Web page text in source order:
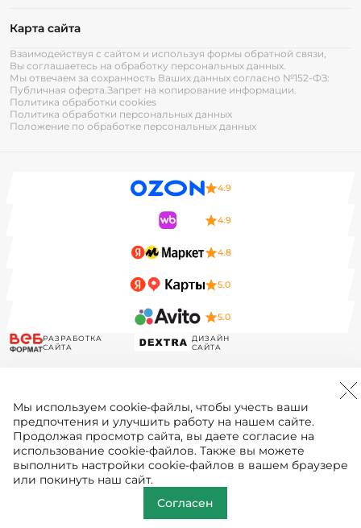
Карта сайта
Взаимодействуя с сайтом и используя формы обратной связи,
Вы соглашаетесь на обработку персональных данных.
Мы отвечаем за сохранность Ваших данных согласно №152-ФЗ:
Публичная оферта.Запрет на копирование информации.
Политика обработки cookies
Политика обработки персональных данных
Положение по обработке персональных данных
4.9
4.9
4.8
5.0
5.0
РАЗРАБОТКА
САЙТА
ДИЗАЙН
САЙТА
Мы используем cookie-файлы, чтобы учесть ваши
предпочтения и улучшить работу на нашем сайте.
Продолжая просмотр сайта, вы даете согласие на
использование cookie-файлов. Также вы можете
выполнить настройки cookie-файлов в вашем браузере
или покинуть наш сайт.
Согласен